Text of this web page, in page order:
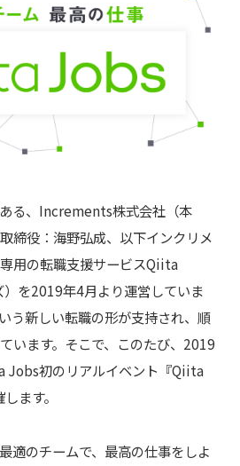
る、Increments株式会社（本
締役：海野弘成、以下インクリメ
用の転職支援サービスQiita
を2019年4月より運営していま
う新しい転職の形が支持され、順
います。そこで、このたび、2019
Jobs初のリアルイベント『Qiita
ます。
適のチームで、最高の仕事をしよ